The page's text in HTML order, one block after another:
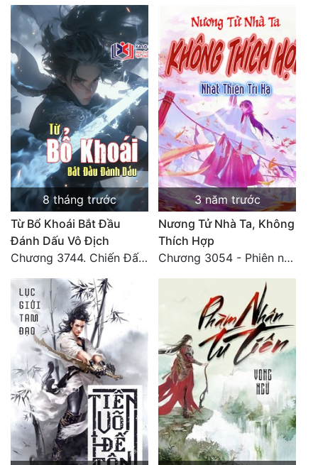
8 tháng trước
Từ Bổ Khoái Bắt Đầu
Đánh Dấu Vô Địch
Chương 3744. Chiến Đấu nghiền ép, Cực Thiên Chỉ Chủ (Đại Kết Cục)
3 năm trước
Nương Tử Nhà Ta, Không
Thích Hợp
Chương 3054 - Phiên ngoại 3: Nhật ký của Tống Như Nguyệt (2)